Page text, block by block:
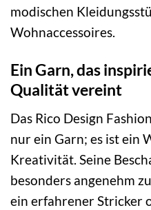
modischen
Wohnaccessoires.
Ein Garn, das
Qualität vereint
Das Rico Design
nur ein Garn; es ist ein
Kreativität. Seine
besonders angenehm
ein erfahrener Stricker